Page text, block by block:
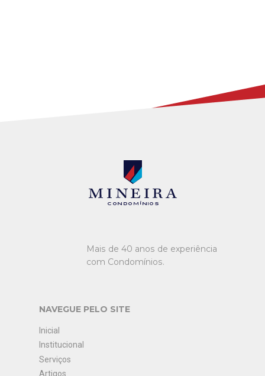
Mineira condomínios
Mais de 40 anos de experiência
com Condomínios.
NAVEGUE PELO SITE
Inicial
Institucional
Serviços
Artigos